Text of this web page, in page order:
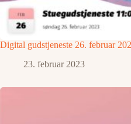
Digital gudstjeneste 26. februar
23. februar 2023